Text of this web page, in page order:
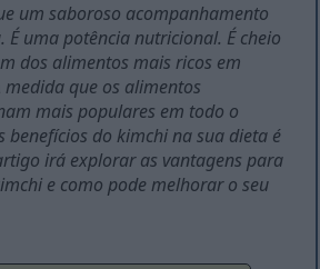
um saboroso acompanhamento
É uma potência nutricional. É cheio
dos alimentos mais ricos em
que os alimentos
mais populares em todo o
benefícios do kimchi na sua dieta é
irá explorar as vantagens para
e como pode melhorar o seu